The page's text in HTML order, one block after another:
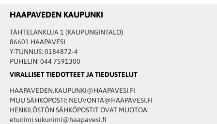
HAAPAVEDEN KAUPUNKI
TÄHTELÄNKUJA 1 (KAUPUNGINTALO)
86601 HAAPAVESI
Y-TUNNUS: 0184872-4
PUHELIN: 044 7591300
VIRALLISET TIEDOTTEET JA TIEDUSTELUT
HAAPAVEDEN.KAUPUNKI@HAAPAVESI.FI
MUU SÄHKÖPOSTI: NEUVONTA@HAAPAVESI.FI
HENKILÖSTÖN SÄHKÖPOSTIT OVAT MUOTOA:
etunimi.sukunimi@haapavesi.fi